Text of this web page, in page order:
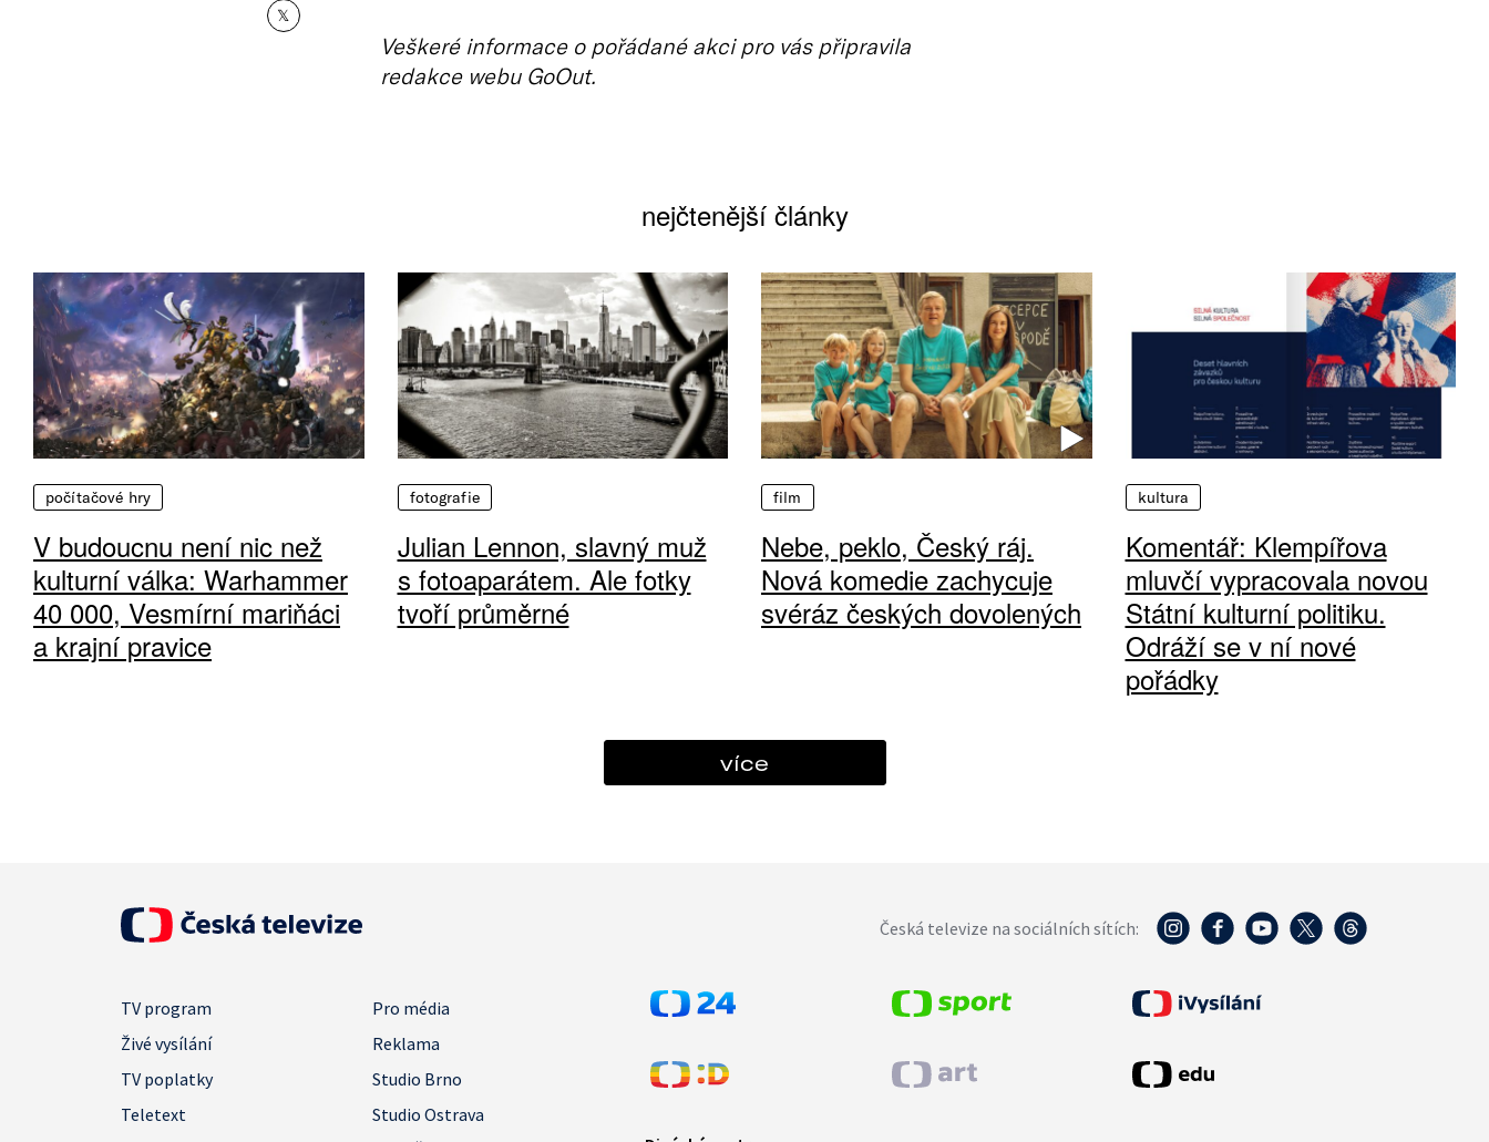
𝕏
Veškeré informace o pořádané akci pro vás připravila
redakce webu GoOut.
nejčtenější články
počítačové hry
V budoucnu není nic než
kulturní válka: Warhammer
40 000, Vesmírní mariňáci
a krajní pravice
fotografie
Julian Lennon, slavný muž
s fotoaparátem. Ale fotky
tvoří průměrné
film
Nebe, peklo, Český ráj.
Nová komedie zachycuje
svéráz českých dovolených
kultura
Komentář: Klempířova
mluvčí vypracovala novou
Státní kulturní politiku.
Odráží se v ní nové
pořádky
více
Česká televize na sociálních sítích:
TV program
Pro média
Živé vysílání
Reklama
TV poplatky
Studio Brno
Teletext
Studio Ostrava